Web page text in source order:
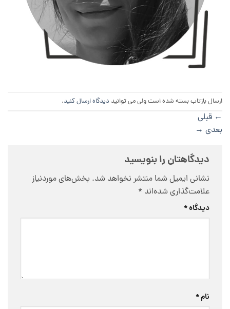
ارسال بازتاب بسته شده است ولی می توانید دیدگاه ارسال کنید.
← قبلی
بعدی →
دیدگاهتان را بنویسید
نشانی ایمیل شما منتشر نخواهد شد. بخش‌های موردنیاز
علامت‌گذاری شده‌اند *
دیدگاه*
نام*